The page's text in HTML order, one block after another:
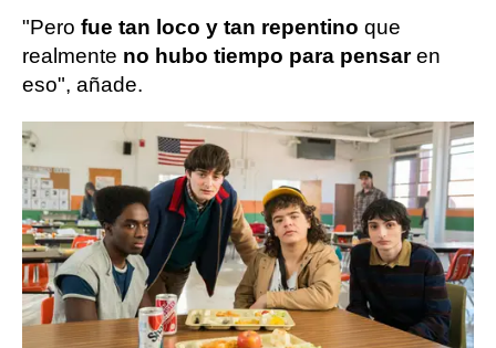
"Pero fue tan loco y tan repentino que
realmente no hubo tiempo para pensaren
eso", añade.